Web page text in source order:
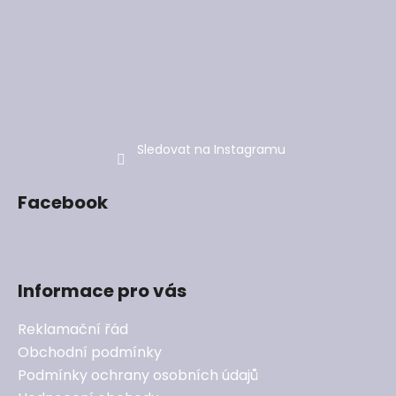
Sledovat na Instagramu
Facebook
Informace pro vás
Reklamační řád
Obchodní podmínky
Podmínky ochrany osobních údajů